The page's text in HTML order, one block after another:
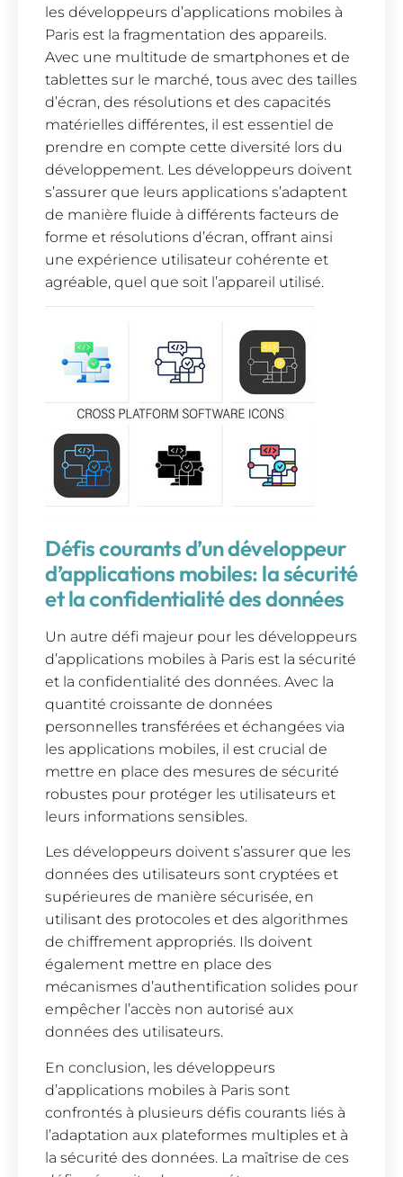
les développeurs d’applications mobiles à
Paris est la fragmentation des appareils.
Avec une multitude de smartphones et de
tablettes sur le marché, tous avec des tailles
d’écran, des résolutions et des capacités
matérielles différentes, il est essentiel de
prendre en compte cette diversité lors du
développement. Les développeurs doivent
s’assurer que leurs applications s’adaptent
de manière fluide à différents facteurs de
forme et résolutions d’écran, offrant ainsi
une expérience utilisateur cohérente et
agréable, quel que soit l’appareil utilisé.
Défis courants d’un développeur
d’applications mobiles: la sécurité
et la confidentialité des données
Un autre défi majeur pour les développeurs
d’applications mobiles à Paris est la sécurité
et la confidentialité des données. Avec la
quantité croissante de données
personnelles transférées et échangées via
les applications mobiles, il est crucial de
mettre en place des mesures de sécurité
robustes pour protéger les utilisateurs et
leurs informations sensibles.
Les développeurs doivent s’assurer que les
données des utilisateurs sont cryptées et
supérieures de manière sécurisée, en
utilisant des protocoles et des algorithmes
de chiffrement appropriés. Ils doivent
également mettre en place des
mécanismes d’authentification solides pour
empêcher l’accès non autorisé aux
données des utilisateurs.
En conclusion, les développeurs
d’applications mobiles à Paris sont
confrontés à plusieurs défis courants liés à
l’adaptation aux plateformes multiples et à
la sécurité des données. La maîtrise de ces